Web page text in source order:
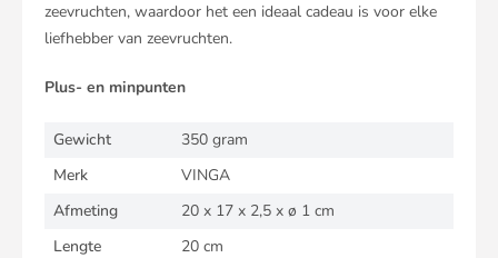
zeevruchten, waardoor het een ideaal cadeau is voor elke
liefhebber van zeevruchten.
Plus- en minpunten
Gewicht
350 gram
Merk
VINGA
Afmeting
20 x 17 x 2,5 x ø 1 cm
Lengte
20 cm